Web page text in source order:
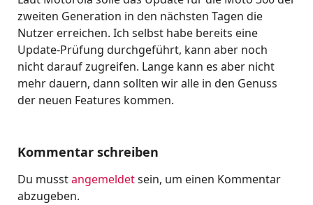
zweiten Generation in den nächsten Tagen die
Nutzer erreichen. Ich selbst habe bereits eine
Update-Prüfung durchgeführt, kann aber noch
nicht darauf zugreifen. Lange kann es aber nicht
mehr dauern, dann sollten wir alle in den Genuss
der neuen Features kommen.
Kommentar schreiben
Du musstangemeldetsein, um einen Kommentar
abzugeben.